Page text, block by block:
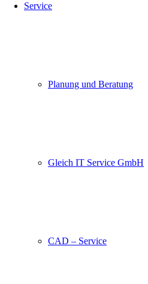
Service
Planung und Beratung
Gleich IT Service GmbH
CAD – Service